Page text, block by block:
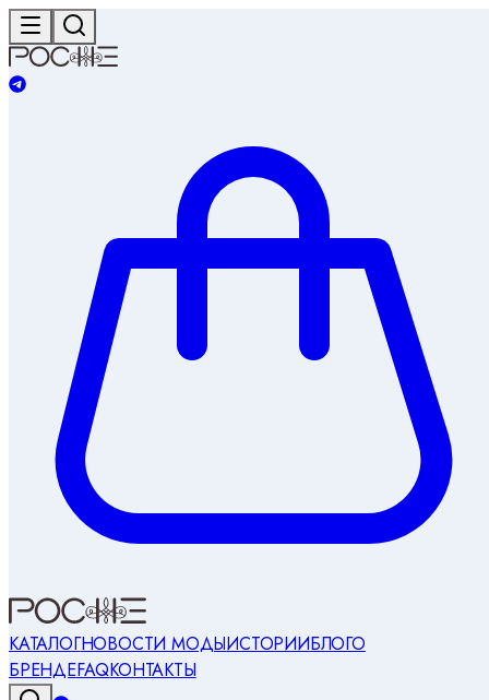
КАТАЛОГНОВОСТИ МОДЫИСТОРИИБЛОГО
БРЕНДЕFAQКОНТАКТЫ